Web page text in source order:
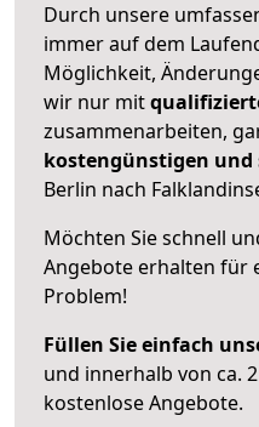
Durch unsere
immer auf dem
Möglichkeit,
wir nur mit
zusammenarbeiten,
kostengünstigen und
Berlin nach
Möchten Sie schnell
Angebote erhalten für
Problem!
Füllen Sie einfach
und innerhalb von ca.
kostenlose Angebote.